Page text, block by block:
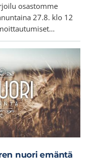
osastomme
27.8. klo 12
nuori emäntä